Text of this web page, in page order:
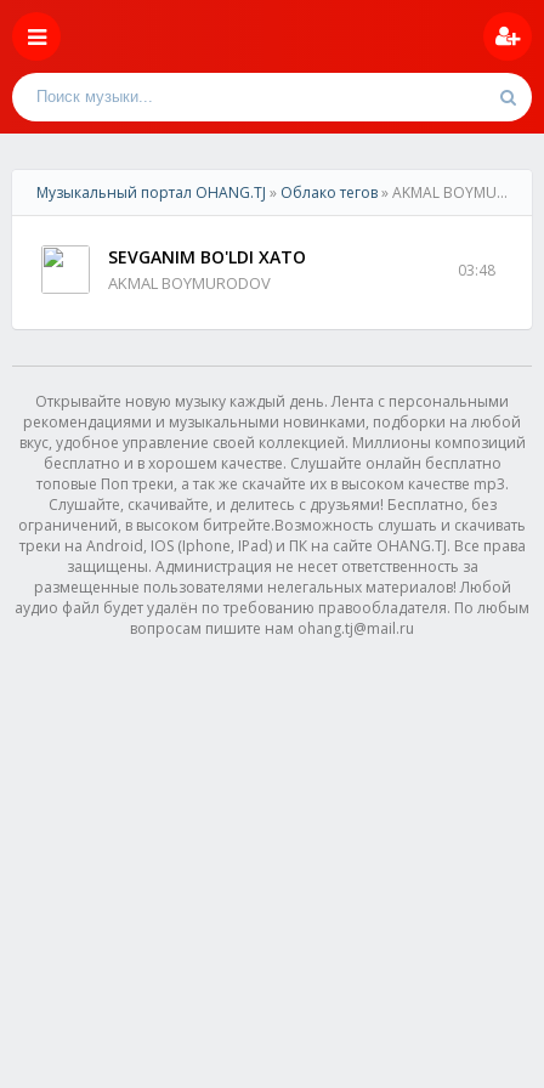
Музыкальный портал OHANG.TJ » Облако тегов» AKMAL BOYMURODOV
SEVGANIM BO'LDI XATO
AKMAL BOYMURODOV
03:48
Открывайте новую музыку каждый день. Лента с персональными
рекомендациями и музыкальными новинками, подборки на любой
вкус, удобное управление своей коллекцией. Миллионы композиций
бесплатно и в хорошем качестве. Слушайте онлайн бесплатно
топовые Поп треки, а так же скачайте их в высоком качестве mp3.
Слушайте, скачивайте, и делитесь с друзьями! Бесплатно, без
ограничений, в высоком битрейте.Возможность слушать и скачивать
треки на Android, IOS (Iphone, IPad) и ПК на сайте OHANG.TJ. Все права
защищены. Администрация не несет ответственность за
размещенные пользователями нелегальных материалов! Любой
аудио файл будет удалён по требованию правообладателя. По любым
вопросам пишите нам ohang.tj@mail.ru